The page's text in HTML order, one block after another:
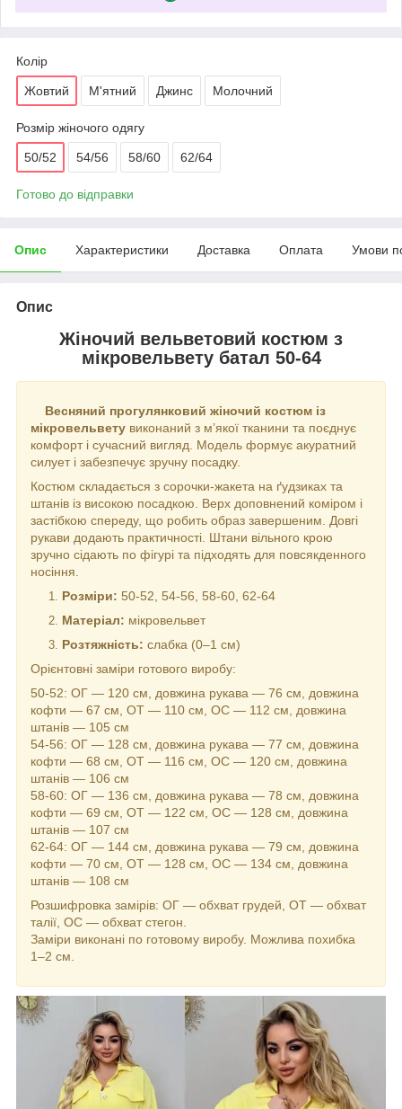
Колір
Жовтий М'ятний Джинс Молочний
Розмір жіночого одягу
50/52 54/56 58/60 62/64
Готово до відправки
Опис Характеристики Доставка Оплата Умови
Опис
Жіночий вельветовий костюм з
мікровельвету батал 50-64
Весняний прогулянковий жіночий костюм із
мікровельвету виконаний з м’якої тканини та поєднує
комфорт і сучасний вигляд. Модель формує акуратний
силует і забезпечує зручну посадку.
Костюм складається з сорочки-жакета на ґудзиках та
штанів із високою посадкою. Верх доповнений коміром і
застібкою спереду, що робить образ завершеним. Довгі
рукави додають практичності. Штани вільного крою
зручно сідають по фігурі та підходять для повсякденного
носіння.
Розміри: 50-52, 54-56, 58-60, 62-64
Матеріал: мікровельвет
Розтяжність: слабка (0–1 см)
Орієнтовні заміри готового виробу:
50-52: ОГ — 120 см, довжина рукава — 76 см, довжина
кофти — 67 см, ОТ — 110 см, ОС — 112 см, довжина
штанів — 105 см
54-56: ОГ — 128 см, довжина рукава — 77 см, довжина
кофти — 68 см, ОТ — 116 см, ОС — 120 см, довжина
штанів — 106 см
58-60: ОГ — 136 см, довжина рукава — 78 см, довжина
кофти — 69 см, ОТ — 122 см, ОС — 128 см, довжина
штанів — 107 см
62-64: ОГ — 144 см, довжина рукава — 79 см, довжина
кофти — 70 см, ОТ — 128 см, ОС — 134 см, довжина
штанів — 108 см
Розшифровка замірів: ОГ — обхват грудей, ОТ — обхват
талії, ОС — обхват стегон.
Заміри виконані по готовому виробу. Можлива похибка
1–2 см.